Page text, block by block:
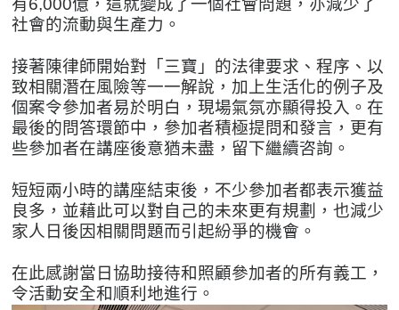
有6,000億，這就變成了一個社會問題，亦減少了
社會的流動與生產力。
接著陳律師開始對「三寶」的法律要求、程序、以
致相關潛在風險等一一解說，加上生活化的例子及
個案令參加者易於明白，現場氣氛亦顯得投入。在
最後的問答環節中，參加者積極提問和發言，更有
些參加者在講座後意猶未盡，留下繼續咨詢。
短短兩小時的講座結束後，不少參加者都表示獲益
良多，並藉此可以對自己的未來更有規劃，也減少
家人日後因相關問題而引起紛爭的機會。
在此感謝當日協助接待和照顧參加者的所有義工，
令活動安全和順利地進行。